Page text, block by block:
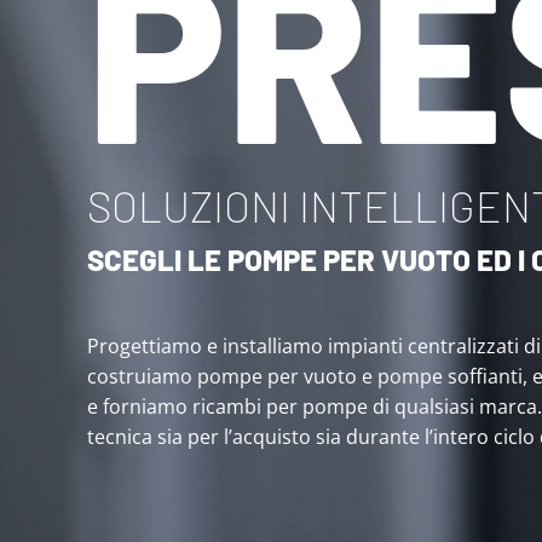
SOLUZIONI
SCEGLI LE POMPE PER VUOTO ED
Progettiamo e installiamo impianti centralizzati
costruiamo pompe per vuoto e pompe soffianti,
e forniamo ricambi per pompe di qualsiasi
tecnica sia per l’acquisto sia durante l’intero